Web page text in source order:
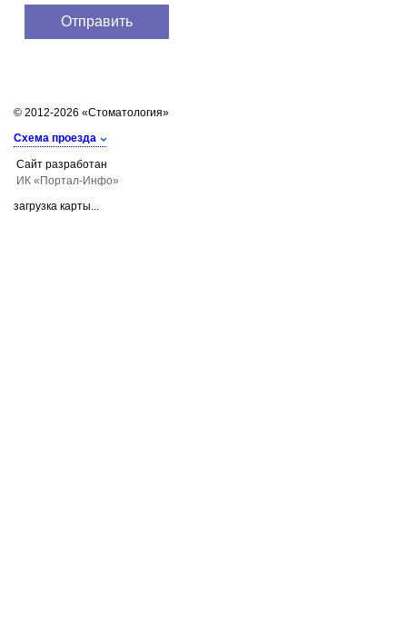
© 2012-2026 «Стоматология»
Схема проезда
Сайт разработан
ИК «Портал-Инфо»
загрузка карты...